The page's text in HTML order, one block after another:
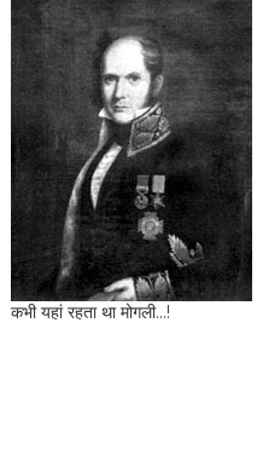
कभी यहां रहता था मोगली...!